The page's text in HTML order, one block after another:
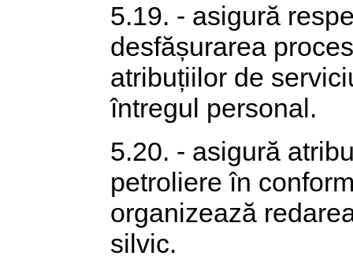
5.19. - asigură
desfășurarea
atribuțiilor de
întregul personal.
5.20. - asigură
petroliere în
organizează
silvic.